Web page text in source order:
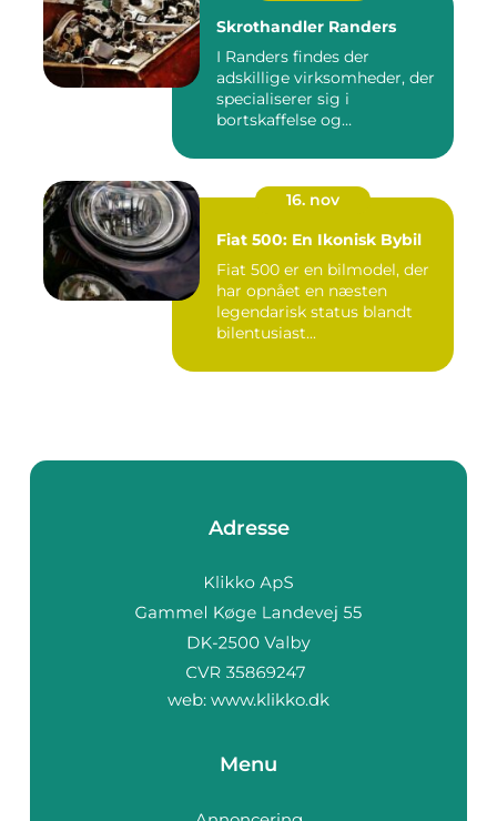
Skrothandler Randers
I Randers findes der
adskillige virksomheder, der
specialiserer sig i
bortskaffelse og
16. nov
Fiat 500: En Ikonisk Bybil
Fiat 500 er en bilmodel, der
har opnået en næsten
legendarisk status blandt
bilentusiast...
Adresse
web: www.klikko.dk
Menu